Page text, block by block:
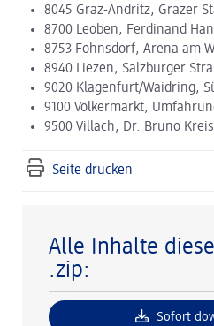
8045 Graz-Andritz, Grazer
8700 Leoben, Ferdinand
8753 Fohnsdorf, Arena am
8940 Liezen, Salzburger
9020 Klagenfurt/Waidring,
9100 Völkermarkt,
9500 Villach, Dr. Bruno
Seite drucken
Alle Inhalte
.zip:
Sofort